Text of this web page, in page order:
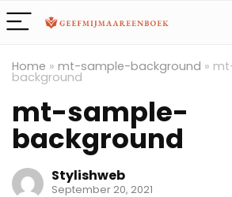
Home » mt-sample-background »
background
mt-sample-
background
Stylishweb
September 20, 2021